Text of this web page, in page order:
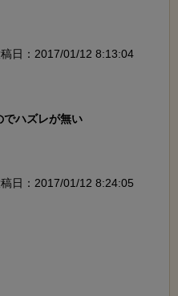
日：2017/01/12 8:13:04
でハズレが無い
日：2017/01/12 8:24:05